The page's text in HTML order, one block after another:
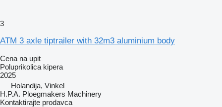
3
ATM 3 axle tiptrailer with 32m3 aluminium body
Cena na upit
Poluprikolica kipera
2025
Holandija, Vinkel
H.P.A. Ploegmakers Machinery
Kontaktirajte prodavca